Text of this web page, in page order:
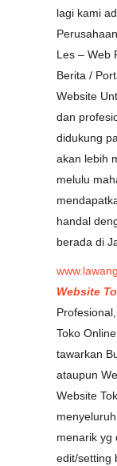
lagi kami
Les – Web
Berita /
Website
dan
didukung
akan lebih
melulu
handal
berada di
Website
Toko
tawarkan
ataupun
Website
menarik yg
edit/setting